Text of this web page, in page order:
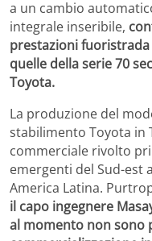
a un cambio
integrale inseribile,
prestazioni
quelle della serie 70
Toyota.
La produzione del
stabilimento Toyota in
commerciale rivolto
emergenti del Sud-est
America Latina.
il capo ingegnere
al momento non sono